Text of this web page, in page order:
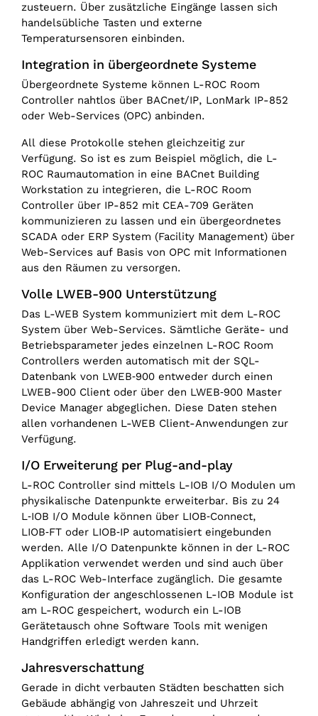
zusteuern. Über zusätzliche Eingänge lassen sich
handelsübliche Tasten und externe
Temperatursensoren einbinden.
Integration in übergeordnete Systeme
Übergeordnete Systeme können L-ROC Room
Controller nahtlos über BACnet/‌IP, LonMark IP-852
oder Web-Services (OPC) anbinden.
All diese Protokolle stehen gleichzeitig zur
Verfügung. So ist es zum Beispiel möglich, die L-
ROC Raumautomation in eine BACnet Building
Workstation zu integrieren, die L-ROC Room
Controller über IP-852 mit CEA-709 Geräten
kommunizieren zu lassen und ein übergeordnetes
SCADA oder ERP System (Facility Management) über
Web-Services auf Basis von OPC mit Informationen
aus den Räumen zu versorgen.
Volle LWEB-900 Unterstützung
Das L-WEB System kommuniziert mit dem L-ROC
System über Web-Services. Sämtliche Geräte- und
Betriebsparameter jedes einzelnen L-ROC Room
Controllers werden automatisch mit der SQL-
Datenbank von LWEB‑900 entweder durch einen
LWEB-900 Client oder über den LWEB‑900 Master
Device Manager abgeglichen. Diese Daten stehen
allen vorhandenen L-WEB Client-Anwendungen zur
Verfügung.
I/O Erweiterung per Plug-and-play
L-ROC Controller sind mittels L-IOB I/O Modulen um
physikalische Datenpunkte erweiterbar. Bis zu 24
L‑IOB I/O Module können über LIOB‑Connect,
LIOB‑FT oder LIOB‑IP automatisiert eingebunden
werden. Alle I/O Datenpunkte können in der L-ROC
Applikation verwendet werden und sind auch über
das L-ROC Web-Interface zugänglich. Die gesamte
Konfiguration der angeschlossenen L-IOB Module ist
am L-ROC gespeichert, wodurch ein L-IOB
Gerätetausch ohne Software Tools mit wenigen
Handgriffen erledigt werden kann.
Jahresverschattung
Gerade in dicht verbauten Städten beschatten sich
Gebäude abhängig von Jahreszeit und Uhrzeit